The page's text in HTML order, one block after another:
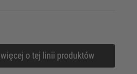
o tej linii produktów